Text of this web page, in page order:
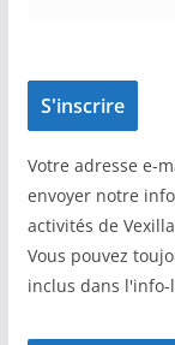
Votre adresse e-
envoyer notre
activités de
Vous pouvez
inclus dans